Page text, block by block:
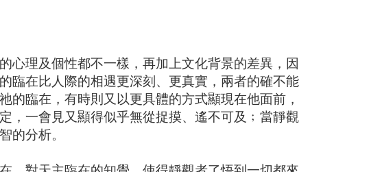
心理及個性都不一樣，再加上文化背景的差異，因
臨在比人際的相遇更深刻、更真實，兩者的確不能
臨在，有時則又以更具體的方式顯現在他面前，
，一會見又顯得似乎無從捉摸、遙不可及﹔當靜觀
的分析。